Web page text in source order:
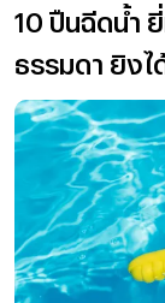
10 ปืนฉีดน้ำ
ธรรมดา ยิงไ